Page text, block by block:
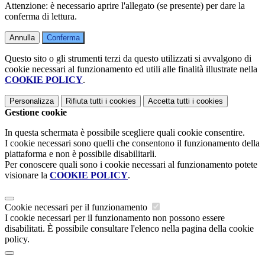
Attenzione: è necessario aprire l'allegato (se presente) per dare la
conferma di lettura.
Annulla Conferma
Questo sito o gli strumenti terzi da questo utilizzati si avvalgono di
cookie necessari al funzionamento ed utili alle finalità illustrate nella
COOKIE POLICY.
Personalizza Rifiuta tutti i cookies Accetta tutti i cookies
Gestione cookie
In questa schermata è possibile scegliere quali cookie consentire.
I cookie necessari sono quelli che consentono il funzionamento della
piattaforma e non è possibile disabilitarli.
Per conoscere quali sono i cookie necessari al funzionamento potete
visionare la COOKIE POLICY.
Cookie necessari per il funzionamento
I cookie necessari per il funzionamento non possono essere
disabilitati. È possibile consultare l'elenco nella pagina della cookie
policy.